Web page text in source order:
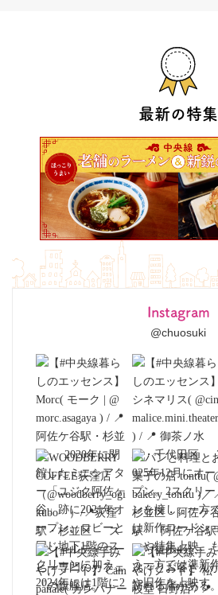
最新の特集
Instagram
@chuosuki